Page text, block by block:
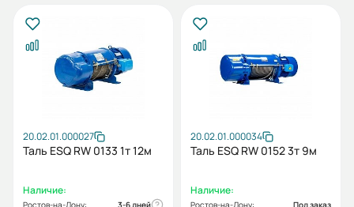
20.02.01.000027
Таль ESQ RW 0133 1т 12м
Наличие:
Ростов-на-Дону:
3-6 дней
20.02.01.000034
Таль ESQ RW 0152 3т 9м
Наличие:
Ростов-на-Дону: Под заказ